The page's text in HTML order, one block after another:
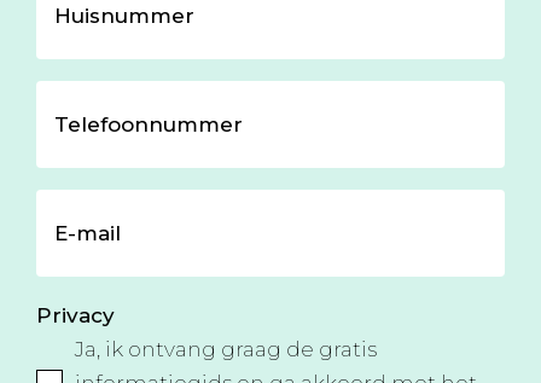
Huisnummer
Telefoonnummer
E-mail
Privacy
Ja, ik ontvang graag de gratis